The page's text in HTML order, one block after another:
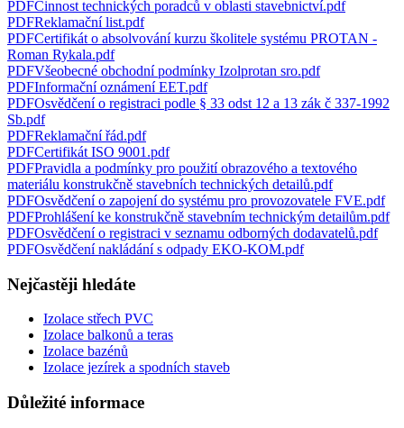
PDFČinnost technických poradců v oblasti stavebnictví.pdf
PDFReklamační list.pdf
PDFCertifikát o absolvování kurzu školitele systému PROTAN -
Roman Rykala.pdf
PDFVšeobecné obchodní podmínky Izolprotan sro.pdf
PDFInformační oznámení EET.pdf
PDFOsvědčení o registraci podle § 33 odst 12 a 13 zák č 337-1992
Sb.pdf
PDFReklamační řád.pdf
PDFCertifikát ISO 9001 .pdf
PDFPravidla a podmínky pro použití obrazového a textového
materiálu konstrukčně stavebních technických detailů.pdf
PDFOsvědčení o zapojení do systému pro provozovatele FVE.pdf
PDFProhlášení ke konstrukčně stavebním technickým detailům.pdf
PDFOsvědčení o registraci v seznamu odborných dodavatelů.pdf
PDFOsvědčení nakládání s odpady EKO-KOM.pdf
Nejčastěji hledáte
Izolace střech PVC
Izolace balkonů a teras
Izolace bazénů
Izolace jezírek a spodních staveb
Důležité informace